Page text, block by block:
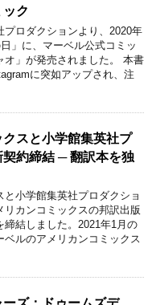
ク
プロダクションより、2020年
」に、マーベル公式コミッ
オ」が発売されました。 本書
に突如アップされ、注
スと小学館集英社プ
契約締結 ─ 翻訳本を独
と小学館集英社プロダクショ
リカンコミックスの邦訳出版
締結しました。2021年1月の
ベルのアメリカンコミックス